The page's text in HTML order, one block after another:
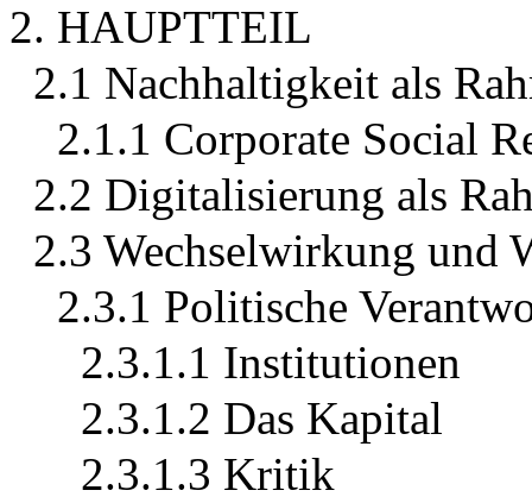
2. HAUPTTEIL
2.1 Nachhaltigkeit als
2.1.1 Corporate Social
2.2 Digitalisierung als
2.3 Wechselwirkung und
2.3.1 Politische
2.3.1.1 Institutionen
2.3.1.2 Das Kapital
2.3.1.3 Kritik